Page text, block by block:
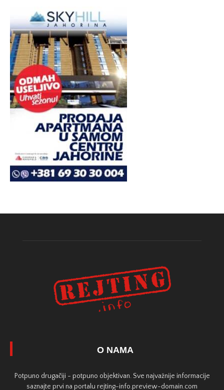
O NAMA
Potpuno drugačiji - potpuno objektivan. Sve najvažnije informacije
saznajte prvi na portalu rejting-info.preview-domain.com